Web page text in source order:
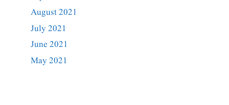
August 2021
July 2021
June 2021
May 2021